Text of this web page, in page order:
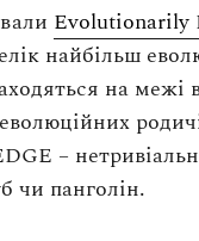
Evolutionarily
найбільш
на
–
чи панголін.